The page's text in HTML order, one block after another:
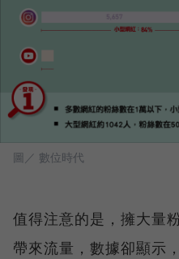
圖／ 數位時代
值得注意的是，擁大量
帶來流量，數據卻顯示